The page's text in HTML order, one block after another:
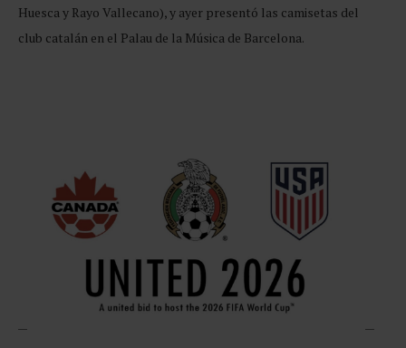
Huesca y Rayo Vallecano), y ayer presentó las camisetas del
club catalán en el Palau de la Música de Barcelona.